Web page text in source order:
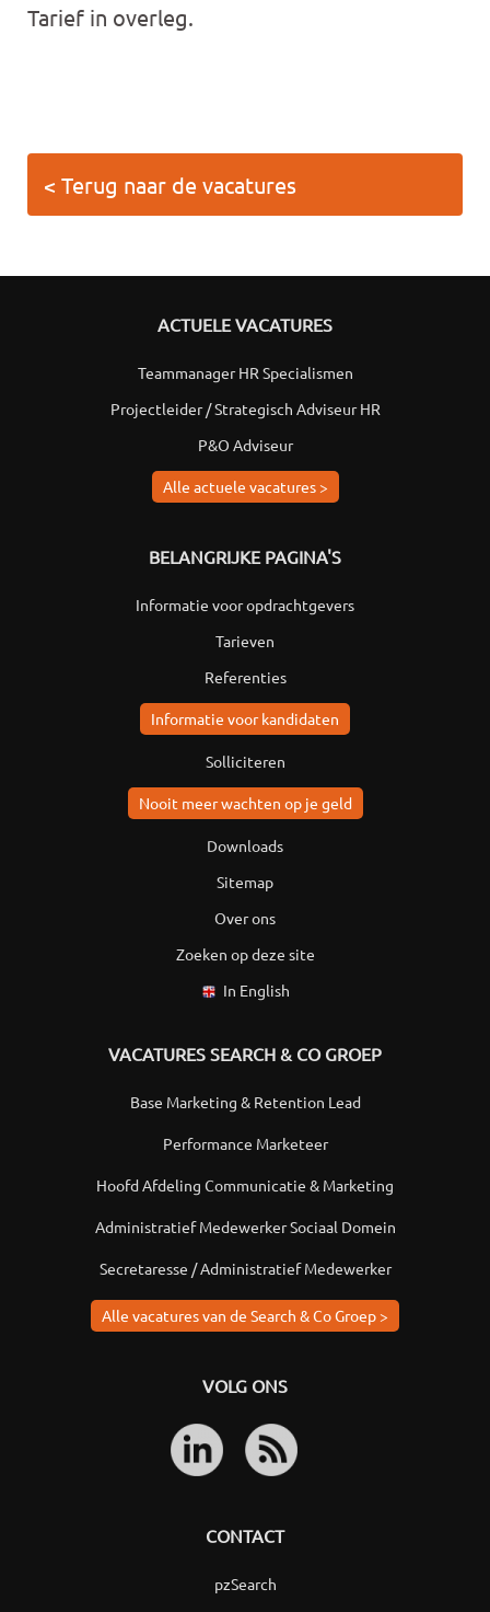
Tarief in overleg.
< Terug naar de vacatures
ACTUELE VACATURES
Teammanager HR Specialismen
Projectleider / Strategisch Adviseur HR
P&O Adviseur
Alle actuele vacatures >
BELANGRIJKE PAGINA'S
Informatie voor opdrachtgevers
Tarieven
Referenties
Informatie voor kandidaten
Solliciteren
Nooit meer wachten op je geld
Downloads
Sitemap
Over ons
Zoeken op deze site
In English
VACATURES SEARCH & CO GROEP
Base Marketing & Retention Lead
Performance Marketeer
Hoofd Afdeling Communicatie & Marketing
Administratief Medewerker Sociaal Domein
Secretaresse / Administratief Medewerker
Alle vacatures van de Search & Co Groep >
VOLG ONS
CONTACT
pzSearch